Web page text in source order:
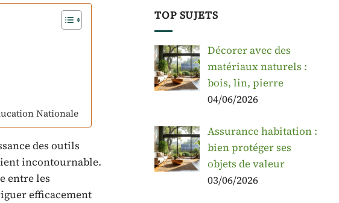
Nationale
des outils
incontournable.
entre les
efficacement
TOP SUJETS
Décorer avec des
matériaux naturels :
bois, lin, pierre
04/06/2026
Assurance habitation :
bien protéger ses
objets de valeur
03/06/2026